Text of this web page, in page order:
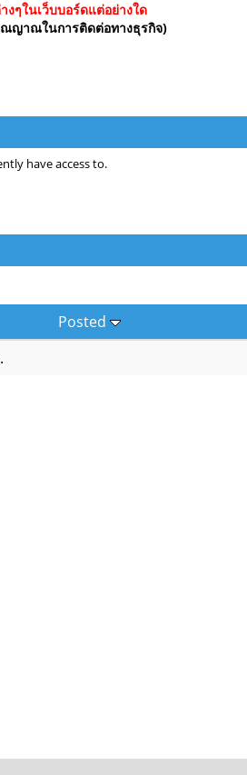
ๆในเว็บบอร์ดแต่อย่างใด
ณญาณในการติดต่อทางธุรกิจ)
have access to.
Posted